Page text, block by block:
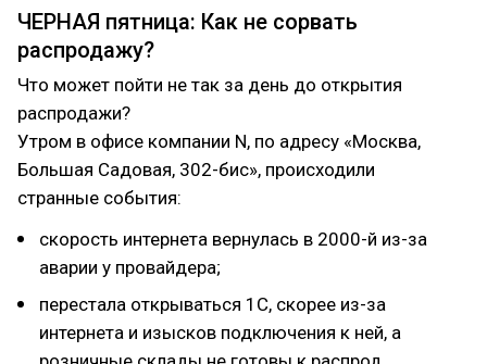
ЧЕРНАЯ пятница: Как не сорвать
распродажу?
Что может пойти не так за день до открытия
распродажи?
Утром в офисе компании N, по адресу «Москва,
Большая Садовая, 302-бис», происходили
странные события:
скорость интернета вернулась в 2000-й из-за
аварии у провайдера;
перестала открываться 1С, скорее из-за
интернета и изысков подключения к ней, а